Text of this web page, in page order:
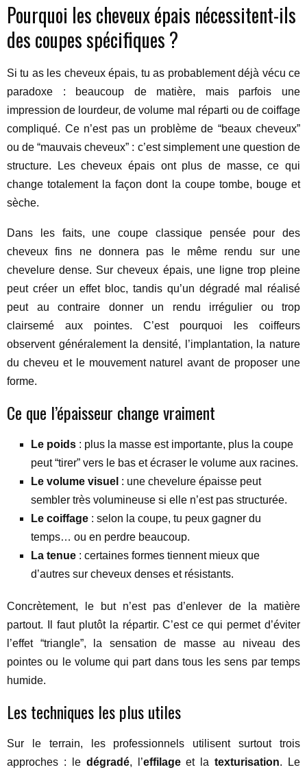
Pourquoi les cheveux épais nécessitent-ils
des coupes spécifiques ?
Si tu as les cheveux épais, tu as probablement déjà vécu ce
paradoxe : beaucoup de matière, mais parfois une
impression de lourdeur, de volume mal réparti ou de coiffage
compliqué. Ce n’est pas un problème de “beaux cheveux”
ou de “mauvais cheveux” : c’est simplement une question de
structure. Les cheveux épais ont plus de masse, ce qui
change totalement la façon dont la coupe tombe, bouge et
sèche.
Dans les faits, une coupe classique pensée pour des
cheveux fins ne donnera pas le même rendu sur une
chevelure dense. Sur cheveux épais, une ligne trop pleine
peut créer un effet bloc, tandis qu’un dégradé mal réalisé
peut au contraire donner un rendu irrégulier ou trop
clairsemé aux pointes. C’est pourquoi les coiffeurs
observent généralement la densité, l’implantation, la nature
du cheveu et le mouvement naturel avant de proposer une
forme.
Ce que l’épaisseur change vraiment
Le poids : plus la masse est importante, plus la coupe
peut “tirer” vers le bas et écraser le volume aux racines.
Le volume visuel : une chevelure épaisse peut
sembler très volumineuse si elle n’est pas structurée.
Le coiffage : selon la coupe, tu peux gagner du
temps… ou en perdre beaucoup.
La tenue : certaines formes tiennent mieux que
d’autres sur cheveux denses et résistants.
Concrètement, le but n’est pas d’enlever de la matière
partout. Il faut plutôt la répartir. C’est ce qui permet d’éviter
l’effet “triangle”, la sensation de masse au niveau des
pointes ou le volume qui part dans tous les sens par temps
humide.
Les techniques les plus utiles
Sur le terrain, les professionnels utilisent surtout trois
approches : le dégradé, l’effilageet latexturisation. Le